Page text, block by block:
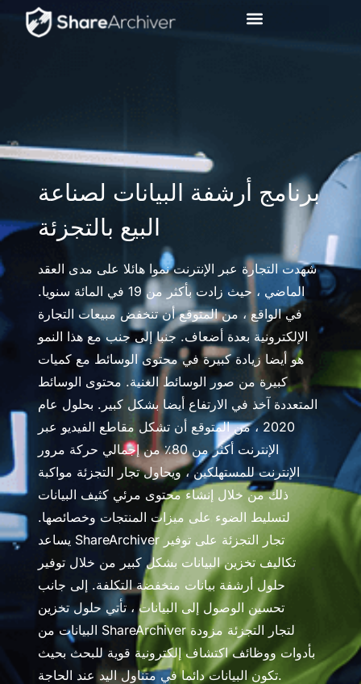
برنامج أرشفة البيانات لصناعة
البيع بالتجزئة
شهدت التجارة عبر الإنترنت نموا هائلا على مدى العقد
الماضي ، حيث زادت بأكثر من 19 في المائة سنويا.
في الواقع ، من المتوقع أن تنخفض مبيعات التجارة
الإلكترونية بعدة أضعاف. جنبا إلى جنب مع هذا النمو
هو أيضا زيادة كبيرة في محتوى الوسائط مع كميات
كبيرة من صور الوسائط الغنية. محتوى الوسائط
المتعددة آخذ في الارتفاع أيضا بشكل كبير. بحلول عام
2020 ، من المتوقع أن تشكل مقاطع الفيديو عبر
الإنترنت أكثر من 80٪ من إجمالي حركة مرور
الإنترنت للمستهلكين ، ويحاول تجار التجزئة مواكبة
ذلك من خلال إنشاء محتوى مرئي كثيف البيانات
لتسليط الضوء على ميزات المنتجات وخصائصها.
يساعد ShareArchiver تجار التجزئة على توفير
تكاليف تخزين البيانات بشكل كبير من خلال توفير
حلول أرشفة بيانات منخفضة التكلفة. إلى جانب
تحسين الوصول إلى البيانات ، تأتي حلول تخزين
البيانات من ShareArchiver لتجار التجزئة مزودة
بأدوات ووظائف اكتشاف إلكترونية قوية للبحث بحيث
تكون البيانات دائما في متناول اليد عند الحاجة.